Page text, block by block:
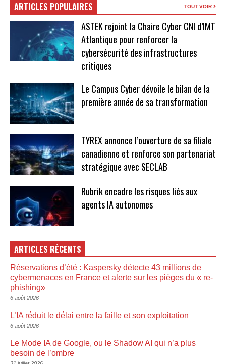
ARTICLES POPULAIRES TOUT VOIR
ASTEK rejoint la Chaire Cyber CNI d’IMT
Atlantique pour renforcer la
cybersécurité des infrastructures
critiques
Le Campus Cyber dévoile le bilan de la
première année de sa transformation
TYREX annonce l’ouverture de sa filiale
canadienne et renforce son partenariat
stratégique avec SECLAB
Rubrik encadre les risques liés aux
agents IA autonomes
ARTICLES RÉCENTS
Réservations d’été : Kaspersky détecte 43 millions de
cybermenaces en France et alerte sur les pièges du « re-
phishing»
6 août 2026
L’IA réduit le délai entre la faille et son exploitation
6 août 2026
Le Mode IA de Google, ou le Shadow AI qui n’a plus
besoin de l’ombre